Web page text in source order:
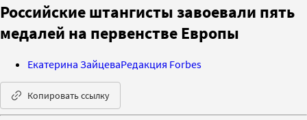
Российские штангисты завоевали пять
медалей на первенстве Европы
Екатерина ЗайцеваРедакция Forbes
Копировать ссылку